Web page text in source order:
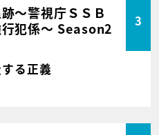
～警視庁ＳＳＢ
行犯係～ Season2
3
る正義